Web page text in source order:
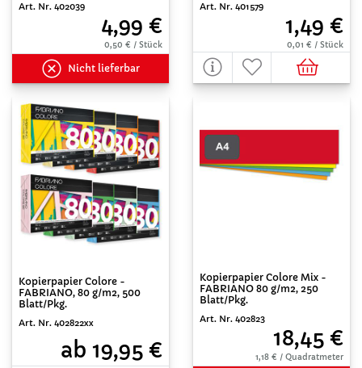
Art. Nr. 402039
4,99 €
0,50 € / Stück
Nicht lieferbar
Art. Nr. 401579
1,49 €
0,01 € / Stück
Kopierpapier Colore -
FABRIANO, 80 g/m2, 500
Blatt/Pkg.
Art. Nr. 402822xx
ab 19,95 €
Kopierpapier Colore Mix -
FABRIANO 80 g/m2, 250
Blatt/Pkg.
Art. Nr. 402823
18,45 €
1,18 € / Quadratmeter